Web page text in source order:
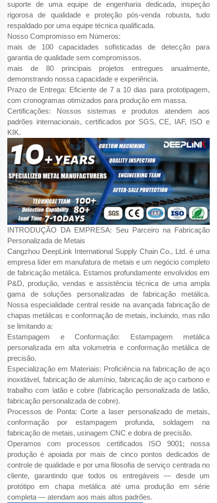
suporte de uma equipe de engenharia dedicada, inspeção
rigorosa de qualidade e proteção pós-venda robusta, tudo
respaldado por uma equipe técnica qualificada.
Nosso Compromisso em Números:
mais de 100 capacidades sofisticadas de detecção para
garantia de qualidade sem compromissos.
mais de 80 principais projetos entregues anualmente,
demonstrando nossa capacidade e experiência.
Prazo de Entrega: Eficiente de 7 a 10 dias para prototipagem,
com cronogramas otimizados para produção em massa.
Certificações: Nossos sistemas e produtos atendem aos
padrões internacionais, certificados por SGS, CE, IAF, ISO e
KIK.
INTRODUÇÃO DA EMPRESA: Seu Parceiro na Fabricação
Personalizada de Metais
Cangzhou DeepLink International Supply Chain Co., Ltd. é uma
empresa líder em manufatura de metais e um negócio completo
de fabricação metálica. Estamos profundamente envolvidos em
P&D, produção, vendas e assistência técnica de uma ampla
gama de soluções personalizadas de fabricação metálica.
Nossa especialidade central reside na avançada fabricação de
chapas metálicas e conformação de metais, incluindo, mas não
se limitando a:
Estampagem e Conformação: Estampagem metálica
personalizada em alta volumetria e conformação metálica de
precisão.
Especialização em Materiais: Proficiência na fabricação de aço
inoxidável, fabricação de alumínio, fabricação de aço carbono e
trabalho com latão e cobre (fabricação personalizada de latão,
fabricação personalizada de cobre).
Processos de Ponta: Corte a laser personalizado de metais,
conformação por estampagem profunda, soldagem na
fabricação de metais, usinagem CNC e dobra de precisão.
Operamos com processos certificados ISO 9001; nossa
produção é apoiada por mais de cinco pontos dedicados de
controle de qualidade e por uma filosofia de serviço centrada no
cliente, garantindo que todos os entregáveis — desde um
protótipo em chapa metálica até uma produção em série
completa — atendam aos mais altos padrões.